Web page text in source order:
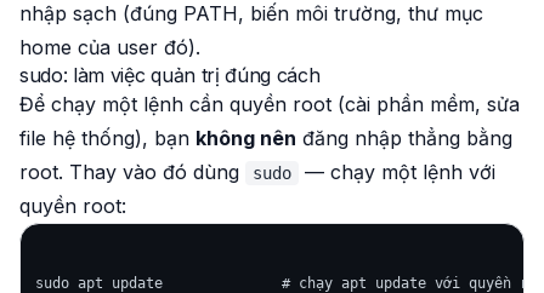
nhập sạch (đúng PATH, biến môi trường, thư mục
home của user đó).
sudo: làm việc quản trị đúng cách
Để chạy một lệnh cần quyền root (cài phần mềm, sửa
file hệ thống), bạn không nên đăng nhập thẳng bằng
root. Thay vào đó dùng
sudo — chạy một lệnh với
quyền root:
sudo apt update              # chạy apt update với quyền